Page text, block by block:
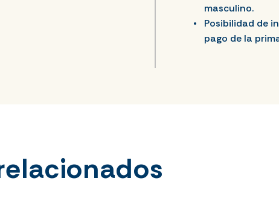
masculino.
Posibilidad de
pago de la